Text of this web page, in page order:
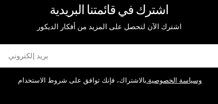
اشترك في قائمتنا البريدية
اشترك الآن لتحصل على المزيد من أفكار الديكور
إلكتروني
بالاشتراك، فإنك توافق على شروط الاستخداموسياسة الخصوصية.